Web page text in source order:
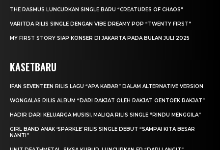
THE RASMUS LUNCURKAN SINGLE BARU “CREATURES OF CHAOS”
VARITDA RILIS SINGLE DENGAN VIBE DREAMY POP “TWENTY FIRST”
MY FIRST STORY SIAP KONSER DI JAKARTA PADA BULAN JULI 2025
KASETBARU
IFAN SEVENTEEN RILIS LAGU “APA KABAR” DALAM ALTERNATIVE VERSION
WONGALAS RILIS ALBUM “DARI RAKJAT OLEH RAKJAT OENTOEK RAKJAT”
HADIR DARI KELUARGA MUSISI, MALIQA RILIS SINGLE “RINDU MENGGILA”
GIRL BAND ANAK ‘SPARKLE’ RILIS SINGLE DEBUT “SAMPAI KITA BESAR
NANTI”